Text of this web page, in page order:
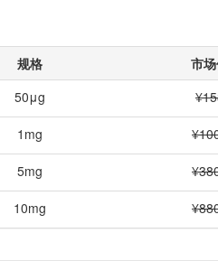
规格 市
50μg
1mg
5mg
10mg